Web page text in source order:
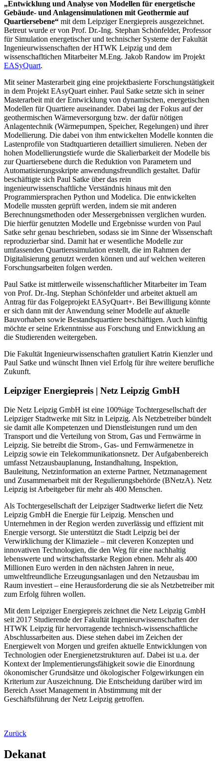
„Entwicklung und Analyse von Modellen für energetische
Gebäude- und Anlagensimulationen mit Geothermie auf
Quartiersebene“ mit dem Leipziger Energiepreis ausgezeichnet.
Betreut wurde er von Prof. Dr.-Ing. Stephan Schönfelder, Professor
für Simulation energetischer und technischer Systeme der Fakultät
Ingenieurwissenschaften der HTWK Leipzig und dem
wissenschafltichen Mitarbeiter M.Eng. Jakob Randow im Projekt
EASyQuart.
Mit seiner Masterarbeit ging eine projektbasierte Forschungstätigkeit
in dem Projekt EAsyQuart einher. Paul Satke setzte sich in seiner
Masterarbeit mit der Entwicklung von dynamischen, energetischen
Modellen für Quartiere auseinander. Dabei lag der Fokus auf der
geothermischen Wärmeversorgung bzw. der dafür nötigen
Anlagentechnik (Wärmepumpen, Speicher, Regelungen) und ihrer
Modellierung. Die dabei von ihm entwickelten Modelle konnten die
Lastenprofile von Stadtquartieren detailliert simulieren. Neben der
hohen Modellierungstiefe wurde die Skalierbarkeit der Modelle bis
zur Quartiersebene durch die Reduktion von Parametern und
Automatisierungsskripte anwendungsfreundlich gestaltet. Dafür
beschäftigte sich Paul Satke über das rein
ingenieurwissenschaftliche Verständnis hinaus mit den
Programmiersprachen Python und Modelica. Die entwickelten
Modelle mussten geprüft werden, indem sie mit anderen
Berechnungsmethoden oder Messergebnissen verglichen wurden.
Die hierfür genutzten Modelle und Ergebnisse wurden von Paul
Satke sehr genau beschrieben, sodass sie im Sinne der Wissenschaft
reproduzierbar sind. Damit hat er wesentliche Modelle zur
umfassenden Quartierssimulation erstellt, die im Rahmen der
Digitalisierung genutzt werden können und auf welchen weiteren
Forschungsarbeiten folgen werden.
Paul Satke ist mittlerweile wissenschaftlicher Mitarbeiter im Team
von Prof. Dr.-Ing. Stephan Schönfelder und arbeitet aktuell am
Antrag für das Folgeprojekt EASyQuart+. Bei Bewilligung könnte
er sich dann mit der Anwendung seiner Modelle auf aktuelle
Bauvorhaben sowie Bestandsquartiere beschäftigen. Auch künftig
möchte er seine Erkenntnisse aus Forschung und Entwicklung an
die Studierenden weitergeben.
Die Fakultät Ingenieurwissenschaften gratuliert Katrin Kienzler und
Paul Satke und wünscht Ihnen viel Erfolg für ihre weitere berufliche
Zukunft.
Leipziger Energiepreis | Netz Leipzig GmbH
Die Netz Leipzig GmbH ist eine 100%ige Tochtergesellschaft der
Leipziger Stadtwerke mit Sitz in Leipzig. Als Netzbetreiber bündelt
sie damit alle Kompetenzen und Dienstleistungen rund um den
Transport und die Verteilung von Strom, Gas und Fernwärme in
Leipzig. Sie betreibt die Strom-, Gas- und Fernwärmenetze in
Leipzig sowie ein Telekommunikationsnetz. Der Aufgabenbereich
umfasst Netzausbauplanung, Instandhaltung, Inspektion,
Bauleitung, Netzinformation an externe Partner, Netzmanagement
und Zusammenarbeit mit der Regulierungsbehörde (BNetzA). Netz
Leipzig ist Arbeitgeber für mehr als 400 Menschen.
Als Tochtergesellschaft der Leipziger Stadtwerke liefert die Netz
Leipzig GmbH die Energie für Leipzig. Menschen und
Unternehmen in der Region werden zuverlässig und effizient mit
Energie versorgt. Sie unterstützt die Stadt Leipzig bei der
Verwirklichung der Klimaziele – mit cleveren Konzepten und
innovativen Technologien, die den Weg für eine nachhaltig
lebenswerte und wirtschaftsstarke Region ebnen. Mehr als 400
Millionen Euro werden in den nächsten Jahren in neue,
umweltfreundliche Erzeugungsanlagen und den Netzausbau im
Raum investiert – eine Herausforderung die sie als Netzbetreiber mit
zum Erfolg führen wollen.
Mit dem Leipziger Energiepreis zeichnet die Netz Leipzig GmbH
seit 2017 Studierende der Fakultät Ingenieurwissenschaften der
HTWK Leipzig für hervorragende technisch-wissenschaftliche
Abschlussarbeiten aus. Diese stehen dabei im Zeichen der
Energiewelt von Morgen und greifen aktuelle Entwicklungen von
Technologien oder Energienetzstrukturen auf. Dabei ist u.a. der
Kontext der Implementierungsfähigkeit sowie die Einordnung
ökonomischer Grundsätze und ökologischer Folgewirkungen ein
Kriterium zur Auszeichnung. Die Entscheidung darüber wird im
Bereich Asset Management in Abstimmung mit der
Geschäftsführung der Netz Leipzig getroffen.
Zurück
Dekanat